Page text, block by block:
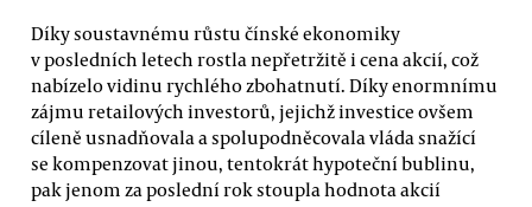
Díky soustavnému růstu čínské ekonomiky
v posledních letech rostla nepřetržitě i cena akcií, což
nabízelo vidinu rychlého zbohatnutí. Díky enormnímu
zájmu retailových investorů, jejichž investice ovšem
cíleně usnadňovala a spolupodněcovala vláda snažící
se kompenzovat jinou, tentokrát hypoteční bublinu,
pak jenom za poslední rok stoupla hodnota akcií